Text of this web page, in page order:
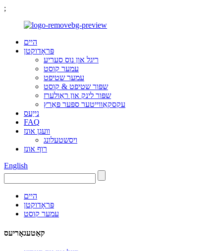
;
היים
פּראָדוקטן
ריגל און נוס סעריע
עמער קוסט
עמער שטיפט
שפּור שטיפט & קוסט
שפּור לינק און ראָולערז
עקסקאַווייטער ספּער פּאַרץ
נייַעס
FAQ
וועגן אונז
ויסשטעלונג
רוף אונז
English
היים
פּראָדוקטן
עמער קוסט
קאַטעגאָריעס